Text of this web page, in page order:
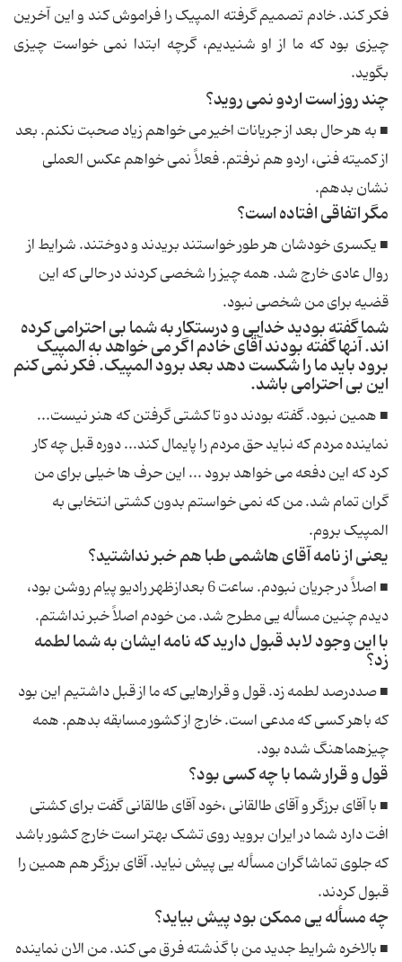
فکر کند. خادم تصمیم گرفته المپیک را فراموش کند و این آخرین
چیزی بود که ما از او شنیدیم، گرچه ابتدا نمی خواست چیزی
بگوید.
چند روز است اردو نمی روید؟
■ به هر حال بعد از جریانات اخیر می خواهم زیاد صحبت نکنم. بعد
از کمیته فنی، اردو هم نرفتم. فعلاً نمی خواهم عکس العملی
نشان بدهم.
مگر اتفاقی افتاده است؟
■ یکسری خودشان هر طور خواستند بریدند و دوختند. شرایط از
روال عادی خارج شد. همه چیز را شخصی کردند در حالی که این
قضیه برای من شخصی نبود.
شما گفته بودید خدایی و درستکار به شما بی احترامی کرده
اند. آنها گفته بودند آقای خادم اگر می خواهد به المپیک
برود باید ما را شکست دهد بعد برود المپیک. فکر نمی کنم
این بی احترامی باشد.
■ همین نبود. گفته بودند دو تا کشتی گرفتن که هنر نیست...
نماینده مردم که نباید حق مردم را پایمال کند... دوره قبل چه کار
کرد که این دفعه می خواهد برود ... این حرف ها خیلی برای من
گران تمام شد. من که نمی خواستم بدون کشتی انتخابی به
المپیک بروم.
یعنی از نامه آقای هاشمی طبا هم خبر نداشتید؟
■ اصلاً در جریان نبودم. ساعت 6 بعدازظهر رادیو پیام روشن بود،
دیدم چنین مسأله یی مطرح شد. من خودم اصلاً خبر نداشتم.
با این وجود لابد قبول دارید که نامه ایشان به شما لطمه
زد؟
■ صددرصد لطمه زد. قول و قرارهایی که ما از قبل داشتیم این بود
که باهر کسی که مدعی است. خارج از کشور مسابقه بدهم. همه
چیزهماهنگ شده بود.
قول و قرار شما با چه کسی بود؟
■ با آقای برزگر و آقای طالقانی ،خود آقای طالقانی گفت برای کشتی
افت دارد شما در ایران بروید روی تشک بهتر است خارج کشور باشد
که جلوی تماشاگران مسأله یی پیش نیاید. آقای برزگر هم همین را
قبول کردند.
چه مسأله یی ممکن بود پیش بیاید؟
■ بالاخره شرایط جدید من با گذشته فرق می کند. من الان نماینده